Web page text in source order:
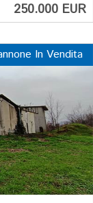
250.000 EUR
In Vendita